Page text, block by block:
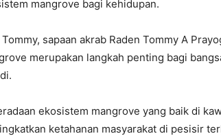
mangrove bagi kehidupan.
Tommy, sapaan akrab Raden Tommy A
merupakan langkah penting bagi
ekosistem mangrove yang baik di
ketahanan masyarakat di pesisir